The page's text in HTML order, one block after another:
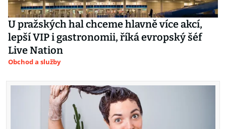
U pražských hal chceme hlavně více akcí,
lepší VIP i gastronomii, říká evropský šéf
Live Nation
Obchod a služby